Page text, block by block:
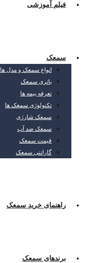
فیلم آموزشی
سمعک
انواع سمعک و مدل ها
باتری سمعک
تعرفه بیمه ها
تکنولوژی سمعک ها
سمعک شارژی
سمعک ضد آب
قیمت سمعک
گارانتی سمعک
راهنمای خرید سمعک
برندهای سمعک